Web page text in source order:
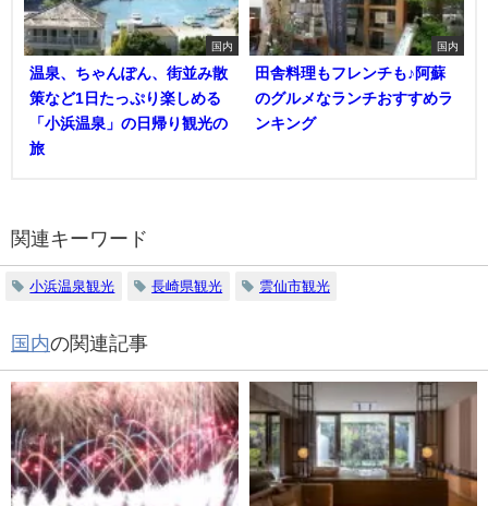
国内
温泉、ちゃんぽん、街並み散
策など1日たっぷり楽しめる
「小浜温泉」の日帰り観光の
旅
国内
田舎料理もフレンチも♪阿蘇
のグルメなランチおすすめラ
ンキング
関連キーワード
小浜温泉観光 長崎県観光 雲仙市観光
国内の関連記事